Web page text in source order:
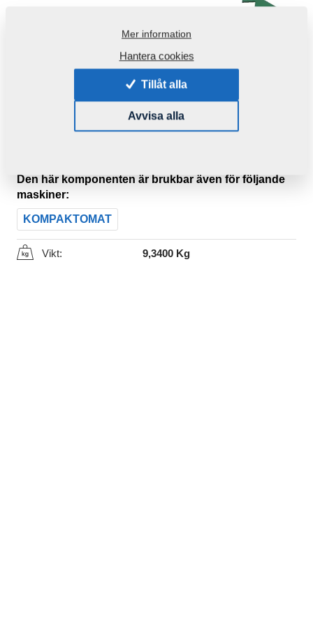
Produktkod: 8000493-40002
Den här komponenten är brukbar även för följande
maskiner:
KOMPAKTOMAT
Vikt: 9,3400 Kg
Mer information
Hantera cookies
Tillåt alla
Avvisa alla